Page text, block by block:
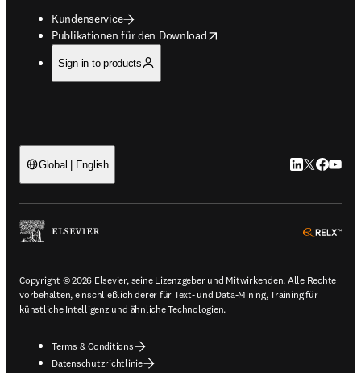
Kundenservice
Publikationen für den Download
opens in new tab/window
Sign in to products
Global | English LinkedIn
Twitter
Copyright © 2026 Elsevier, seine Lizenzgeber und Mitwirkenden. Alle Rechte
vorbehalten, einschließlich derer für Text- und Data-Mining, Training für
künstliche Intelligenz und ähnliche Technologien.
Terms & Conditions
Datenschutzrichtlinie